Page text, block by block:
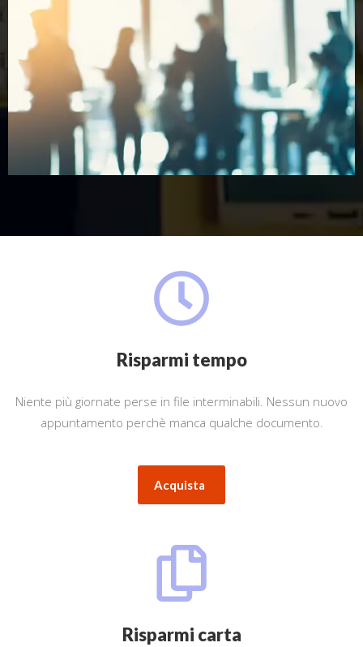
Risparmi tempo
Niente più giornate perse in file interminabili. Nessun nuovo
appuntamento perchè manca qualche documento.
Acquista
Risparmi carta